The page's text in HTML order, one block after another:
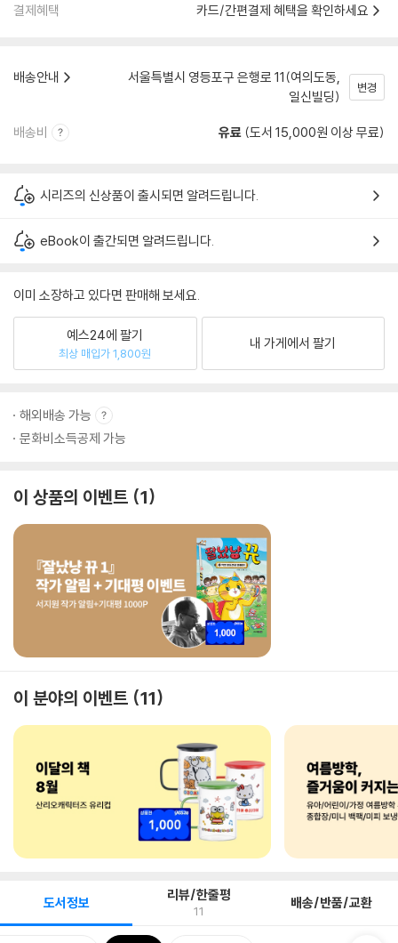
결제혜택 카드/간편결제 혜택을 확인하세요
배송안내
서울특별시 영등포구 은행로 11(여의도동,
일신빌딩)
변경
배송비 유료 (도서 15,000원 이상 무료)
시리즈의 신상품이 출시되면 알려드립니다.
eBook이 출간되면 알려드립니다.
이미 소장하고 있다면 판매해 보세요.
예스24에 팔기
최상 매입가 1,800원
내 가게에서 팔기
해외배송 가능
문화비소득공제 가능
이 상품의 이벤트 1
이 분야의 이벤트 11
도서정보 리뷰/한줄평
11 배송/반품/교환